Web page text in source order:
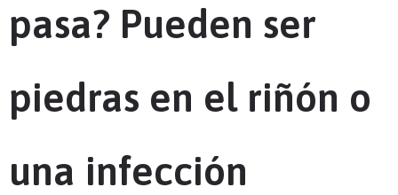
pasa? Pueden ser
piedras en el riñón o
una infección